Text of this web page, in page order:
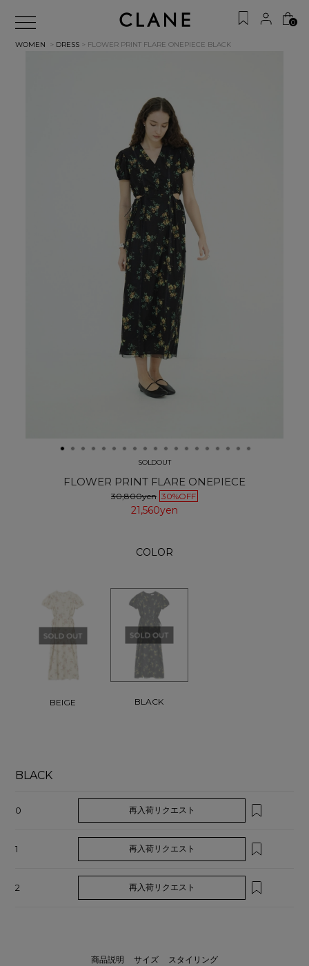
0
WOMEN > DRESS > FLOWER PRINT FLARE ONEPIECE BLACK
SOLDOUT
FLOWER PRINT FLARE ONEPIECE
30,800yen 30%OFF
21,560yen
COLOR
BEIGE BLACK
BLACK
0 再入荷リクエスト
1 再入荷リクエスト
2 再入荷リクエスト
商品説明 サイズ スタイリング